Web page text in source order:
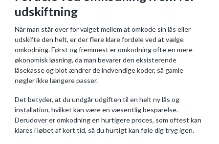
udskiftning
Når man står over for valget mellem at omkode sin lås eller
udskifte den helt, er der flere klare fordele ved at vælge
omkodning. Først og fremmest er omkodning ofte en mere
økonomisk løsning, da man bevarer den eksisterende
låsekasse og blot ændrer de indvendige koder, så gamle
nøgler ikke længere passer.
Det betyder, at du undgår udgiften til en helt ny lås og
installation, hvilket kan være en væsentlig besparelse.
Derudover er omkodning en hurtigere proces, som oftest kan
klares i løbet af kort tid, så du hurtigt kan føle dig tryg igen.